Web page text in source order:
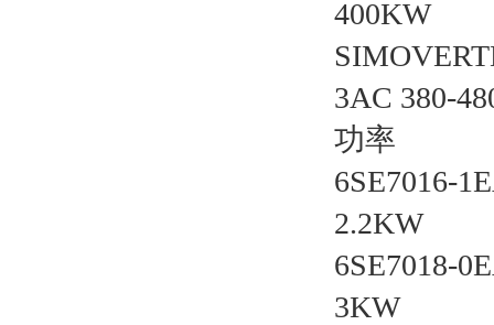
400KW
3AC 380-
功率
6SE7016-
2.2KW
6SE7018-
3KW